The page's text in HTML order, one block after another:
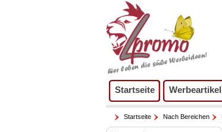
Startseite Werbeartikel
Startseite Nach Bereichen